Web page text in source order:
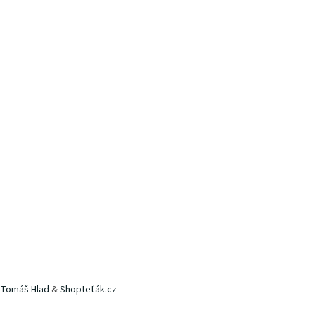
Tomáš Hlad &Shopteťák.cz